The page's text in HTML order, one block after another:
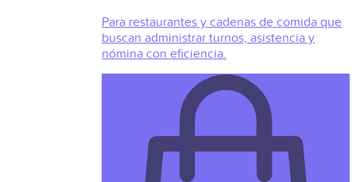
Para restaurantes y cadenas de comida que
buscan administrar turnos, asistencia y
nómina con eficiencia.